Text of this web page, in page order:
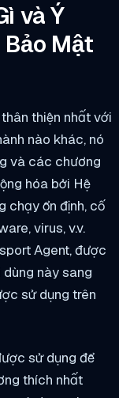
và Ý
Mật
thiện nhất với
nào khác, nó
và các chương
hóa bởi Hệ
chạy ổn định, cố
virus, v.v.
Agent, được
này sang
sử dụng trên
sử dụng để
thích nhất